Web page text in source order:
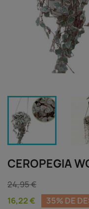
CEROPEGIA
24,95 €
16,22 €
35% DE